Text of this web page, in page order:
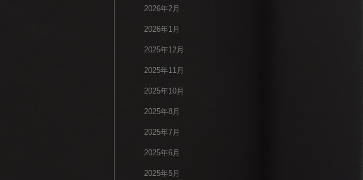
2026年2月
2026年1月
2025年12月
2025年11月
2025年10月
2025年8月
2025年7月
2025年6月
2025年5月